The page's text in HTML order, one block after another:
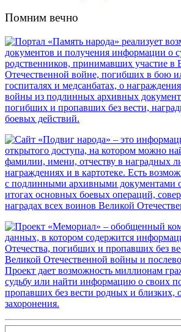
Помним вечно